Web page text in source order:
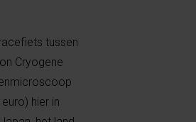
tussen
Cryogene
hier in